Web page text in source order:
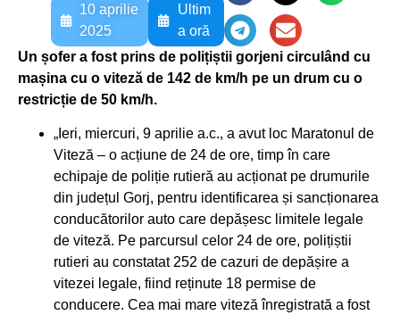
10 aprilie
2025
Ultim
a oră
Un șofer a fost prins de polițiștii gorjeni circulând cu
mașina cu o viteză de 142 de km/h pe un drum cu o
restricție de 50 km/h.
„Ieri, miercuri, 9 aprilie a.c., a avut loc Maratonul de
Viteză – o acțiune de 24 de ore, timp în care
echipaje de poliție rutieră au acționat pe drumurile
din județul Gorj, pentru identificarea și sancționarea
conducătorilor auto care depășesc limitele legale
de viteză. Pe parcursul celor 24 de ore, polițiștii
rutieri au constatat 252 de cazuri de depășire a
vitezei legale, fiind reținute 18 permise de
conducere. Cea mai mare viteză înregistrată a fost